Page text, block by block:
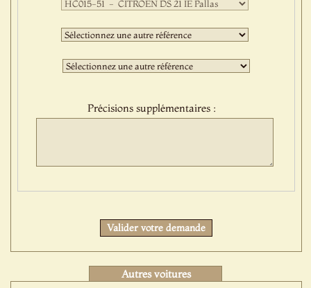
sélection
:Deuxième
sélection
:Troisième
sélection
Précisions supplémentaires :
Valider votre demande
Autres voitures